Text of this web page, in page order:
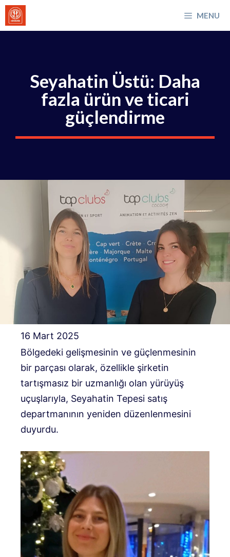
İçeriğe
atla
MENU
Seyahatin Üstü: Daha
fazla ürün ve ticari
güçlendirme
16 Mart 2025
Bölgedeki gelişmesinin ve güçlenmesinin
bir parçası olarak, özellikle şirketin
tartışmasız bir uzmanlığı olan yürüyüş
uçuşlarıyla, Seyahatin Tepesi satış
departmanının yeniden düzenlenmesini
duyurdu.